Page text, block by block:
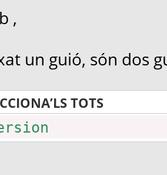
,
un guió, són dos
TOTS